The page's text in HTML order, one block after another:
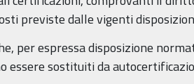
previste dalle vigenti
per espressa disposizione
essere sostituiti da